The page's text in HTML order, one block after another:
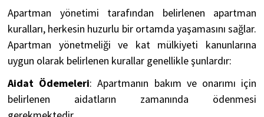
Apartman yönetimi tarafından belirlenen apartman
kuralları, herkesin huzurlu bir ortamda yaşamasını sağlar.
Apartman yönetmeliği ve kat mülkiyeti kanunlarına
uygun olarak belirlenen kurallar genellikle şunlardır:
Aidat Ödemeleri: Apartmanın bakım ve onarımı için
belirlenen aidatların zamanında ödenmesi